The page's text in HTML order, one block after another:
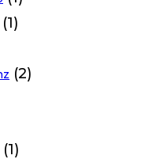
(1)
(2)
(1)